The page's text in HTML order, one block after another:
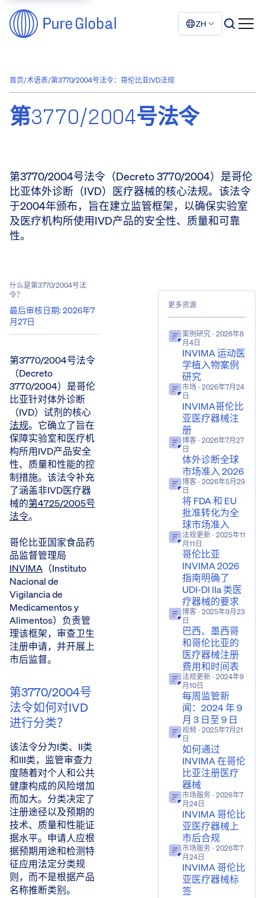
ZH
首页/术语表/第3770/2004号法令：哥伦比亚IVD法规
第3770/2004号法令
第3770/2004号法令（Decreto 3770/2004）是哥伦
比亚体外诊断（IVD）医疗器械的核心法规。该法令
于2004年颁布，旨在建立监管框架，以确保实验室
及医疗机构所使用IVD产品的安全性、质量和可靠
性。
什么是第3770/2004号法
令？
最后审核日期:2026年7
月27日
第3770/2004号法令
（Decreto
3770/2004）是哥伦
比亚针对体外诊断
（IVD）试剂的核心
法规。它确立了旨在
保障实验室和医疗机
构所用IVD产品安全
性、质量和性能的控
制措施。该法令补充
了涵盖非IVD医疗器
械的第4725/2005号
法令。
哥伦比亚国家食品药
品监督管理局
INVIMA （Instituto
Nacional de
Vigilancia de
Medicamentos y
Alimentos）负责管
理该框架，审查卫生
注册申请，并开展上
市后监督。
第3770/2004号
法令如何对IVD
进行分类？
该法令分为I类、II类
和III类，监管审查力
度随着对个人和公共
健康构成的风险增加
而加大。分类决定了
注册途径以及预期的
技术、质量和性能证
据水平。申请人应根
据预期用途和检测特
征应用法定分类规
则，而不是根据产品
名称推断类别。
更多资源
案例研究· 2026年8
月4日
INVIMA 运动医
学植入物案例
研究
市场· 2026年7月24
日
INVIMA哥伦比
亚医疗器械注
册
博客· 2026年7月27
日
体外诊断全球
市场准入 2026
博客· 2026年5月29
日
将 FDA 和 EU
批准转化为全
球市场准入
法规更新· 2025年11
月11日
哥伦比亚
INVIMA 2026
指南明确了
UDI-DI IIa 类医
疗器械的要求
博客· 2025年9月23
日
巴西、墨西哥
和哥伦比亚的
医疗器械注册
费用和时间表
法规更新· 2024年9
月10日
每周监管新
闻：2024 年 9
月 3 日至 9 日
视频· 2025年7月21
日
如何通过
INVIMA 在哥伦
比亚注册医疗
器械
市场服务· 2026年7
月24日
INVIMA 哥伦比
亚医疗器械上
市后合规
市场服务· 2026年7
月24日
INVIMA 哥伦比
亚医疗器械标
签